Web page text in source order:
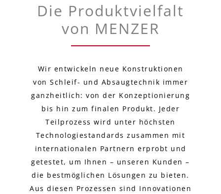
Die Produktvielfalt
von MENZER
Wir entwickeln neue Konstruktionen
von Schleif- und Absaugtechnik immer
ganzheitlich: von der Konzeptionierung
bis hin zum finalen Produkt. Jeder
Teilprozess wird unter höchsten
Technologiestandards zusammen mit
internationalen Partnern erprobt und
getestet, um Ihnen – unseren Kunden –
die bestmöglichen Lösungen zu bieten.
Aus diesen Prozessen sind Innovationen